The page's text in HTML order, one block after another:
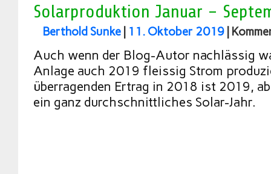
Solarproduktion Januar –
Berthold Sunke 11. Oktober 2019
Auch wenn der Blog-Autor nachlässig
Anlage auch 2019 fleissig Strom
überragenden Ertrag in 2018 ist 2019,
ein ganz durchschnittliches Solar-Jahr.